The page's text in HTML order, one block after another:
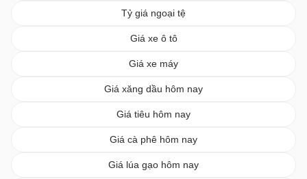
Tỷ giá ngoại tệ
Giá xe ô tô
Giá xe máy
Giá xăng dầu hôm nay
Giá tiêu hôm nay
Giá cà phê hôm nay
Giá lúa gạo hôm nay